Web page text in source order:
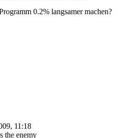
0.2% langsamer machen?
11:18
the enemy